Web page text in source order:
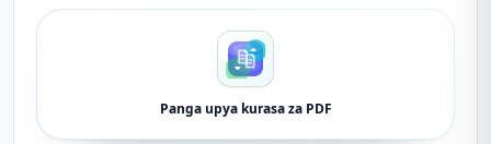
Panga upya kurasa za PDF